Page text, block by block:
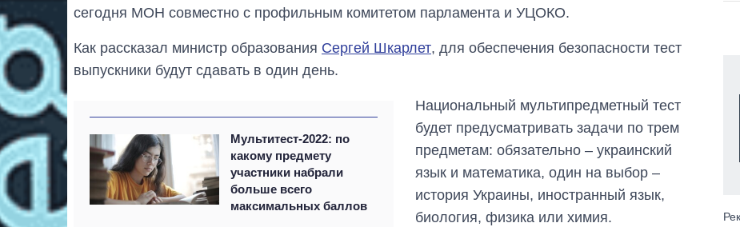
сегодня МОН совместно с профильным комитетом парламента и УЦОКО.
Как рассказал министр образования Сергей Шкарлет, для обеспечения безопасности тест
выпускники будут сдавать в один день.
Мультитест-2022: по
какому предмету
участники набрали
больше всего
максимальных баллов
Национальный мультипредметный тест
будет предусматривать задачи по трем
предметам: обязательно – украинский
язык и математика, один на выбор –
история Украины, иностранный язык,
биология, физика или химия.
Как изменился
бюджет
Министерства
обороны за 13 лет
войны с россией